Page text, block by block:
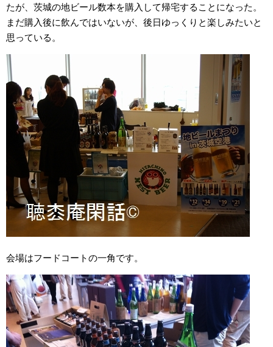
たが、茨城の地ビール数本を購入して帰宅することになった。
まだ購入後に飲んではいないが、後日ゆっくりと楽しみたいと
思っている。
会場はフードコートの一角です。